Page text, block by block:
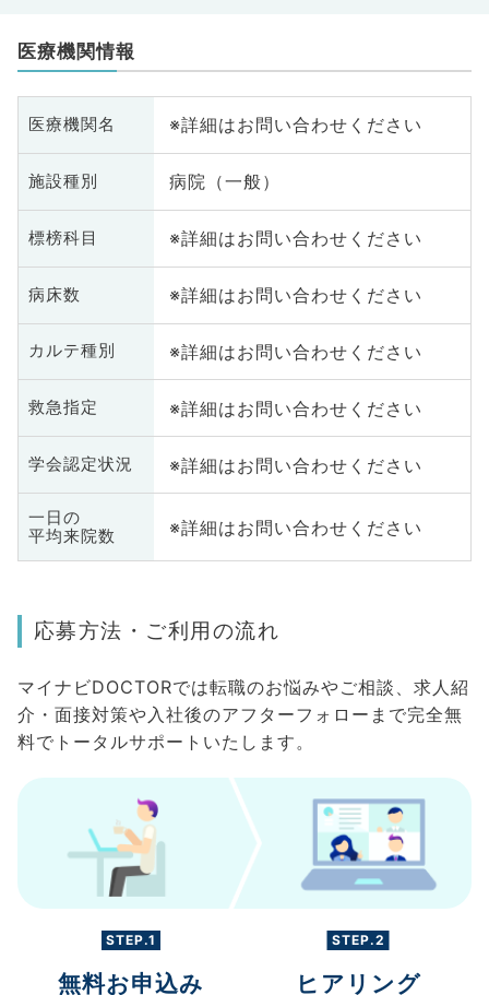
医療機関情報
医療機関名 ※詳細はお問い合わせください
施設種別 病院（一般）
標榜科目 ※詳細はお問い合わせください
病床数 ※詳細はお問い合わせください
カルテ種別 ※詳細はお問い合わせください
救急指定 ※詳細はお問い合わせください
学会認定状況 ※詳細はお問い合わせください
一日の
平均来院数
※詳細はお問い合わせください
応募方法・ご利用の流れ
マイナビDOCTORでは転職のお悩みやご相談、求人紹
介・面接対策や入社後のアフターフォローまで完全無
料でトータルサポートいたします。
STEP.1
無料お申込み
STEP.2
ヒアリング